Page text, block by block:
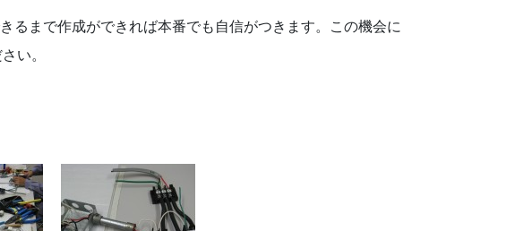
るまで作成ができれば本番でも自信がつきます。この機会に
い。